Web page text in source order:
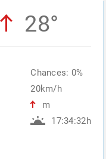
28°
Chances: 0%
20km/h
m
17:34:32h